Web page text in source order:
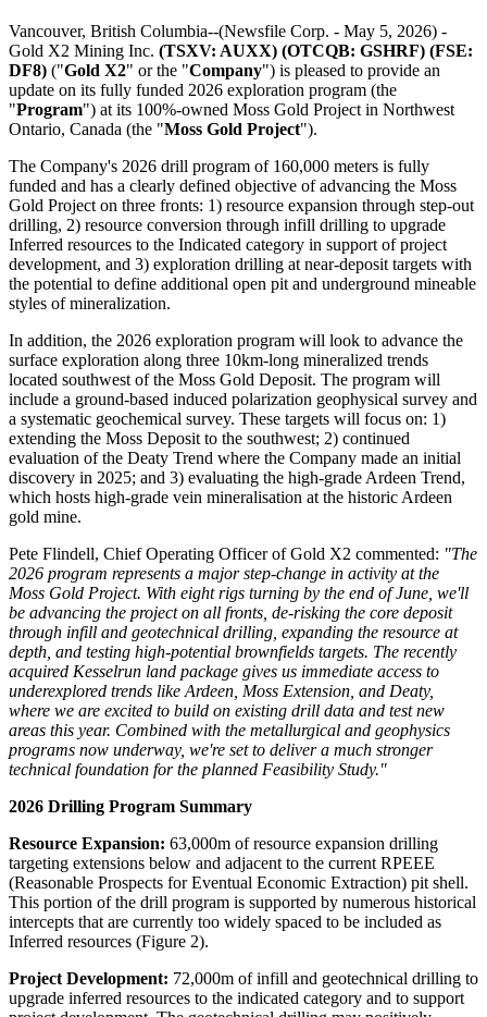
Vancouver, British Columbia--(Newsfile Corp. - May 5, 2026) -
Gold X2 Mining Inc. (TSXV: AUXX) (OTCQB: GSHRF) (FSE:
DF8) ("Gold X2" or the "Company") is pleased to provide an
update on its fully funded 2026 exploration program (the
"Program") at its 100%-owned Moss Gold Project in Northwest
Ontario, Canada (the "Moss Gold Project").
The Company's 2026 drill program of 160,000 meters is fully
funded and has a clearly defined objective of advancing the Moss
Gold Project on three fronts: 1) resource expansion through step-out
drilling, 2) resource conversion through infill drilling to upgrade
Inferred resources to the Indicated category in support of project
development, and 3) exploration drilling at near-deposit targets with
the potential to define additional open pit and underground mineable
styles of mineralization.
In addition, the 2026 exploration program will look to advance the
surface exploration along three 10km-long mineralized trends
located southwest of the Moss Gold Deposit. The program will
include a ground-based induced polarization geophysical survey and
a systematic geochemical survey. These targets will focus on: 1)
extending the Moss Deposit to the southwest; 2) continued
evaluation of the Deaty Trend where the Company made an initial
discovery in 2025; and 3) evaluating the high-grade Ardeen Trend,
which hosts high-grade vein mineralisation at the historic Ardeen
gold mine.
Pete Flindell, Chief Operating Officer of Gold X2 commented: "The
2026 program represents a major step-change in activity at the
Moss Gold Project. With eight rigs turning by the end of June, we'll
be advancing the project on all fronts, de-risking the core deposit
through infill and geotechnical drilling, expanding the resource at
depth, and testing high-potential brownfields targets. The recently
acquired Kesselrun land package gives us immediate access to
underexplored trends like Ardeen, Moss Extension, and Deaty,
where we are excited to build on existing drill data and test new
areas this year. Combined with the metallurgical and geophysics
programs now underway, we're set to deliver a much stronger
technical foundation for the planned Feasibility Study."
2026 Drilling Program Summary
Resource Expansion: 63,000m of resource expansion drilling
targeting extensions below and adjacent to the current RPEEE
(Reasonable Prospects for Eventual Economic Extraction) pit shell.
This portion of the drill program is supported by numerous historical
intercepts that are currently too widely spaced to be included as
Inferred resources (Figure 2).
Project Development: 72,000m of infill and geotechnical drilling to
upgrade inferred resources to the indicated category and to support